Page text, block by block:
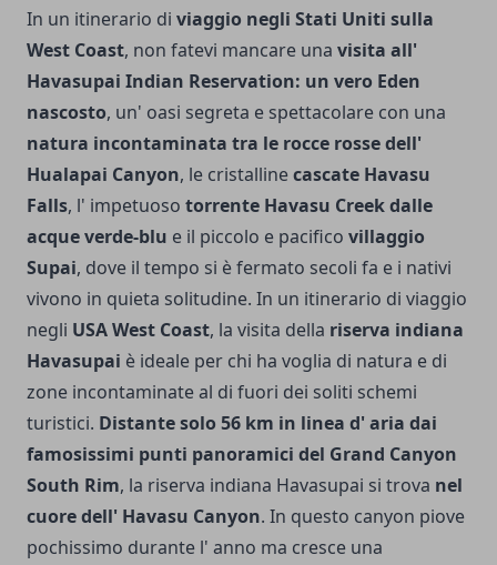
In un itinerario di viaggio negli Stati Uniti sulla
West Coast, non fatevi mancare una visita all'
Havasupai Indian Reservation: un vero Eden
nascosto, un' oasi segreta e spettacolare con una
natura incontaminata tra le rocce rosse dell'
Hualapai Canyon, le cristallinecascate Havasu
Falls, l' impetuoso torrente Havasu Creek dalle
acque verde-blu e il piccolo e pacifico villaggio
Supai, dove il tempo si è fermato secoli fa e i nativi
vivono in quieta solitudine. In un itinerario di viaggio
negli USA West Coast, la visita della riserva indiana
Havasupai è ideale per chi ha voglia di natura e di
zone incon­taminate al di fuori dei soliti schemi
turistici. Distante solo 56 km in linea d' aria dai
famosissimi punti panoramici del Grand Canyon
South Rim, la riserva indiana Havasupai si trova nel
cuo­re dell' Havasu Canyon. In questo canyon piove
pochissimo durante l' anno ma cresce una